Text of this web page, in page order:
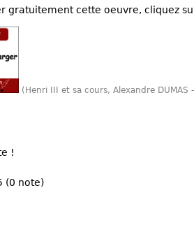
gratuitement cette oeuvre, cliquez
(Henri III et sa cours, Alexandre
!
(0 note)